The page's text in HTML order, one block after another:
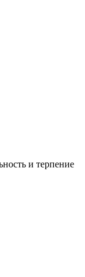
и терпение